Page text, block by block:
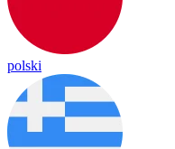
polski